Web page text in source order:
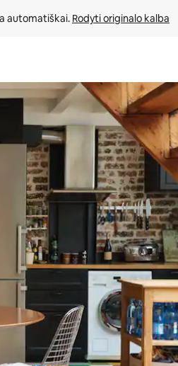
automatiškai. Rodyti originalo kalba
žemyn arba liesdami ir braukdami